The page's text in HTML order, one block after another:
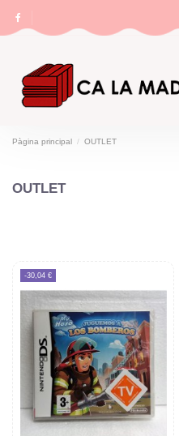
Pàgina principal OUTLET
OUTLET
-30,04 €